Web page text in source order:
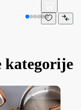
kategorije